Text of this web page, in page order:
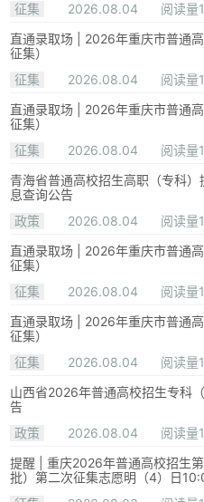
征集 2026.08.04
阅读量
直通录取场 | 2026年重庆市普通
征集）
征集
2026.08.04
阅读量
直通录取场 | 2026年重庆市普通
征集）
征集
2026.08.04
阅读量
青海省普通高校招生高职（专科
息查询公告
政策
2026.08.04
阅读量
直通录取场 | 2026年重庆市普通
征集）
征集
2026.08.04
阅读量
直通录取场 | 2026年重庆市普通
征集）
征集
2026.08.04
阅读量
山西省2026年普通高校招生专科
告
政策
2026.08.04
阅读量
提醒 | 重庆2026年普通高校招生
批）第二次征集志愿明（4）日